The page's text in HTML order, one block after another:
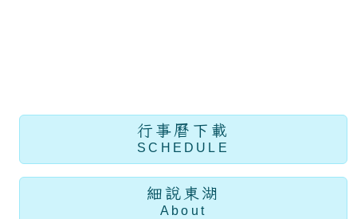
行事曆下載
SCHEDULE
細說東湖
About